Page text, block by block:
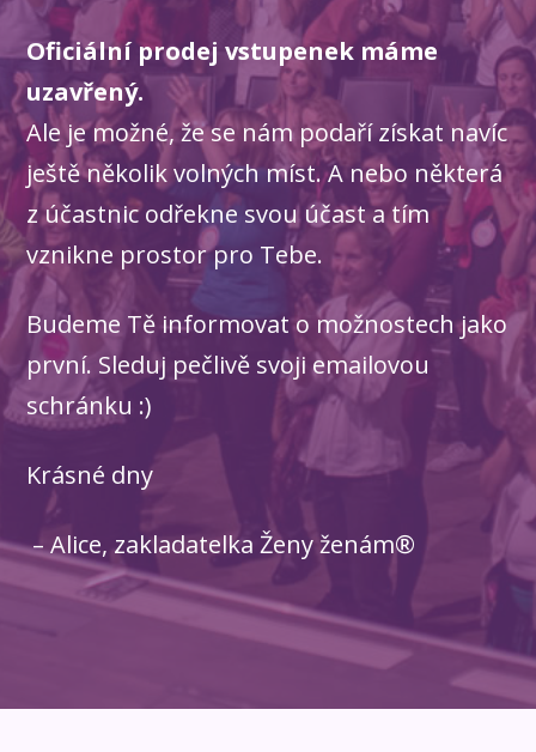
Oficiální prodej vstupenek máme
uzavřený.
Ale je možné, že se nám podaří získat navíc
ještě několik volných míst. A nebo některá
z účastnic odřekne svou účast a tím
vznikne prostor pro Tebe.
Budeme Tě informovat o možnostech jako
první. Sleduj pečlivě svoji emailovou
schránku :)
Krásné dny
– Alice, zakladatelka Ženy ženám®